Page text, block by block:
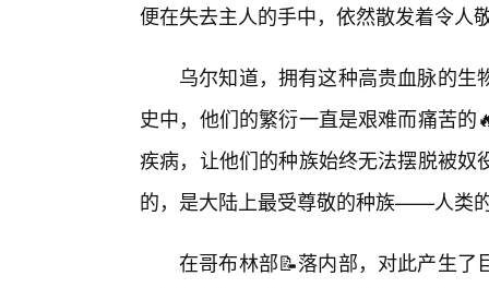
便在失去主人的手中，依然散发着令人
乌尔知道，拥有这种高贵血脉的
史中，他们的繁衍一直是艰难而痛苦
疾病，让他们的种族始终无法摆脱被
的，是大陆上最受尊敬的种族——人类
在哥布林部📝落内部，对此产生了